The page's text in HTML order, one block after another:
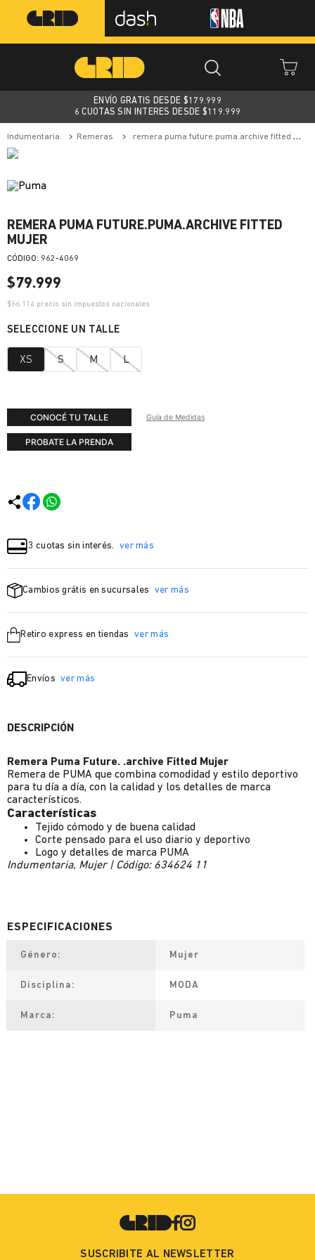
ENVÍO GRATIS DESDE $179.999
6 CUOTAS SIN INTERES DESDE $119.999
indumentaria remeras remera puma future.puma.archive fitted mujer
REMERA PUMA FUTURE.PUMA.ARCHIVE FITTED
MUJER
: 962-4069
$79.999
$66.114 precio sin impuestos nacionales
XS S M L
CONOCÉ TU TALLE Guía de Medidas
PROBATE LA PRENDA
3 cuotas sin interés. ver más
Cambios grátis en sucursales ver más
Retiro express en tiendas ver más
Envíos ver más
DESCRIPCIÓN
Remera Puma Future. .archive Fitted Mujer
Remera de PUMA que combina comodidad y estilo deportivo
para tu día a día, con la calidad y los detalles de marca
característicos.
Características
Tejido cómodo y de buena calidad
Corte pensado para el uso diario y deportivo
Logo y detalles de marca PUMA
Indumentaria, Mujer | Código: 634624 11
Género Mujer
Disciplina MODA
Marca Puma
SUSCRIBITE AL NEWSLETTER